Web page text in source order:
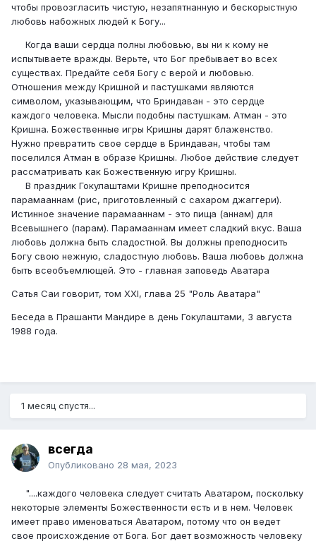
чтобы провозгласить чистую, незапятнанную и бескорыстную
любовь набожных людей к Богу...
Когда ваши сердца полны любовью, вы ни к кому не
испытываете вражды. Верьте, что Бог пребывает во всех
существах. Предайте себя Богу с верой и любовью.
Отношения между Кришной и пастушками являются
символом, указывающим, что Бриндаван - это сердце
каждого человека. Мысли подобны пастушкам. Атман - это
Кришна. Божественные игры Кришны дарят блаженство.
Нужно превратить свое сердце в Бриндаван, чтобы там
поселился Атман в образе Кришны. Любое действие следует
рассматривать как Божественную игру Кришны.
В праздник Гокулаштами Кришне преподносится
парамааннам (рис, приготовленный с сахаром джаггери).
Истинное значение парамааннам - это пища (аннам) для
Всевышнего (парам). Парамааннам имеет сладкий вкус. Ваша
любовь должна быть сладостной. Вы должны преподносить
Богу свою нежную, сладостную любовь. Ваша любовь должна
быть всеобъемлющей. Это - главная заповедь Аватара
Сатья Саи говорит, том XXI, глава 25 "Роль Аватара"
Беседа в Прашанти Мандире в день Гокулаштами, 3 августа
1988 года.
1 месяц спустя...
всегда
Опубликовано 28 мая, 2023
"....каждого человека сле­дует считать Аватаром, поскольку
некоторые эле­менты Божественности есть и в нем. Человек
имеет право именоваться Аватаром, потому что он ведет
свое происхождение от Бога. Бог дает возможность человеку